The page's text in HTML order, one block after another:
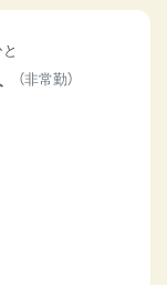
（非常勤）